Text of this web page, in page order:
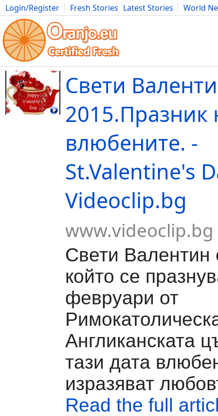
Login/Register Fresh Stories Latest Stories
World
Movies Anime Music Art Cars Advice Science
Свети
2015.Празник
влюбените. -
St.Valentine's
Videoclip.bg
www.videoclip.bg
Свети Валентин
който се
февруари от
Англиканската
тази дата
изразяват
Read the full